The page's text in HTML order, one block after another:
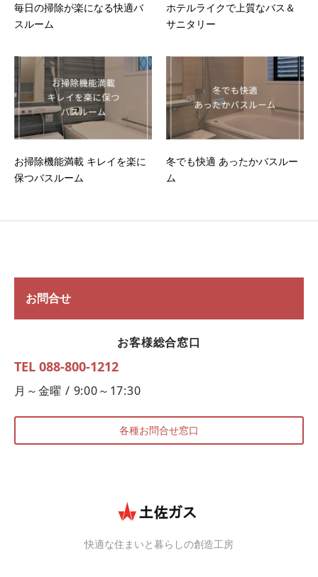
毎日の掃除が楽になる快適バ
スルーム
ホテルライクで上質なバス＆
サニタリー
お掃除機能満載 キレイを楽に
保つバスルーム
冬でも快適 あったかバスルー
ム
お問合せ
お客様総合窓口
TEL 088-800-1212
月～金曜 / 9:00～17:30
各種お問合せ窓口
快適な住まいと暮らしの創造工房